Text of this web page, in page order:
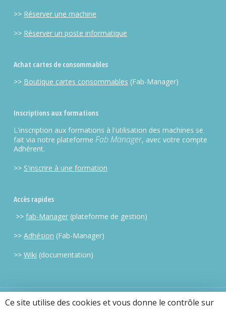
Ce site utilise des cookies et vous donne le contrôle sur
>> Réserver une machine
>> Réserver un poste informatique
Achat cartes de consommables
>> Boutique cartes consommables (Fab-Manager)
Inscriptions aux formations
L'inscription aux formations à l'utilisation des machines se
fait via notre plateforme Fab Manager, avec votre compte
Adhérent.
>> S'inscrire à une formation
Accès rapides
>> fab-Manager(plateforme de gestion)
>> Adhésion (Fab-Manager)
>> Wiki (documentation)
CC BY-NC-SA 2013-2025 OpenFactory |mentions legales| Mis en